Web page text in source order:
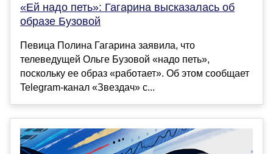
«Ей надо петь»: Гагарина высказалась об
образе Бузовой
Певица Полина Гагарина заявила, что
телеведущей Ольге Бузовой «надо петь»,
поскольку ее образ «работает». Об этом сообщает
Telegram-канал «Звездач» с...